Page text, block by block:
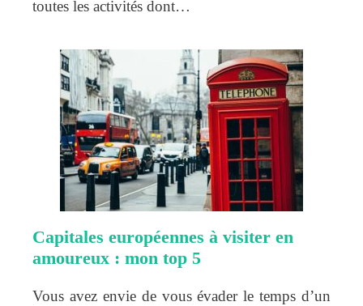
toutes les activités dont…
Capitales européennes à visiter en
amoureux : mon top 5
Vous avez envie de vous évader le temps d’un